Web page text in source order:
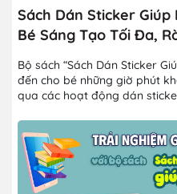
Sách Dán Sticker Giúp
Bé Sáng Tạo Tối Đa,
Bộ sách “Sách Dán Sticker
đến cho bé những giờ phút
qua các hoạt động dán